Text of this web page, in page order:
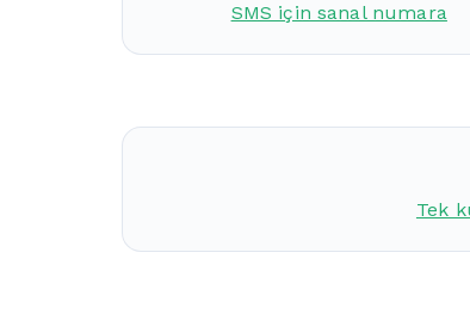
SMS için sanal numara
Tek